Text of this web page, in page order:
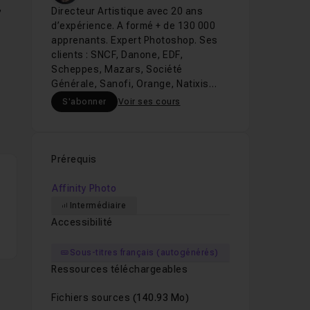
Directeur Artistique avec 20 ans
d’expérience. A formé + de 130 000
apprenants. Expert Photoshop. Ses
clients : SNCF, Danone, EDF,
Scheppes, Mazars, Société
Générale, Sanofi, Orange, Natixis…
S'abonner Voir ses cours
Prérequis
Affinity Photo
Intermédiaire
Accessibilité
Sous-titres français (autogénérés)
Ressources téléchargeables
Fichiers sources (140.93 Mo)